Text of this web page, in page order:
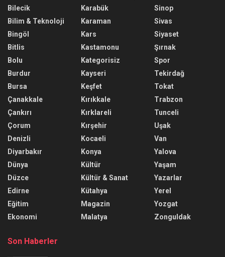
Bilecik
Bilim & Teknoloji
Bingöl
Bitlis
Bolu
Burdur
Bursa
Çanakkale
Çankırı
Çorum
Denizli
Diyarbakır
Dünya
Düzce
Edirne
Eğitim
Ekonomi
Karabük
Karaman
Kars
Kastamonu
Kategorisiz
Kayseri
Keşfet
Kırıkkale
Kırklareli
Kırşehir
Kocaeli
Konya
Kültür
Kültür & Sanat
Kütahya
Magazin
Malatya
Sinop
Sivas
Siyaset
Şırnak
Spor
Tekirdağ
Tokat
Trabzon
Tunceli
Uşak
Van
Yalova
Yaşam
Yazarlar
Yerel
Yozgat
Zonguldak
Son Haberler